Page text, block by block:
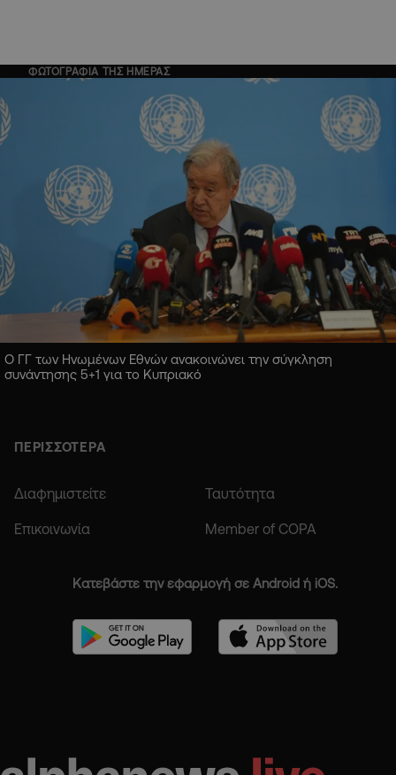
ΦΩΤΟΓΡΑΦΙΑ ΤΗΣ ΗΜΕΡΑΣ
Ο ΓΓ των Ηνωμένων Εθνών ανακοινώνει την σύγκληση
συνάντησης 5+1 για το Κυπριακό
ΠΕΡΙΣΣΟΤΕΡΑ
Διαφημιστείτε Ταυτότητα
Επικοινωνία Member of COPA
Κατεβάστε την εφαρμογή σε Android ή iOS.